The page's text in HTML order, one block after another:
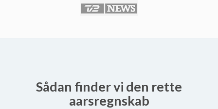
Sådan finder vi den rette
aarsregnskab